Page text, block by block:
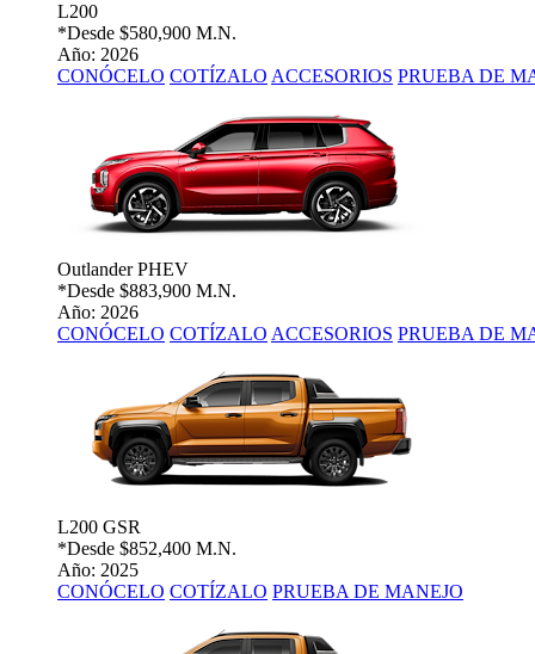
L200
*Desde $580,900 M.N.
Año: 2026
CONÓCELO COTÍZALO ACCESORIOS PRUEBA DE
Outlander PHEV
*Desde $883,900 M.N.
Año: 2026
CONÓCELO COTÍZALO ACCESORIOS PRUEBA DE
L200 GSR
*Desde $852,400 M.N.
Año: 2025
CONÓCELO COTÍZALO PRUEBA DE MANEJO